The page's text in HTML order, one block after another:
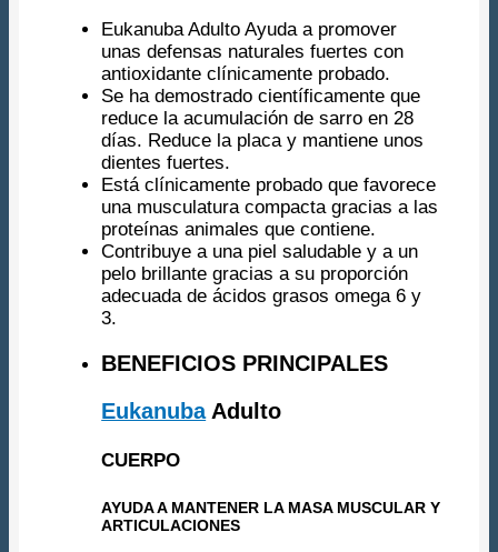
Eukanuba Adulto Ayuda a promover
unas defensas naturales fuertes con
antioxidante clínicamente probado.
Se ha demostrado científicamente que
reduce la acumulación de sarro en 28
días. Reduce la placa y mantiene unos
dientes fuertes.
Está clínicamente probado que favorece
una musculatura compacta gracias a las
proteínas animales que contiene.
Contribuye a una piel saludable y a un
pelo brillante gracias a su proporción
adecuada de ácidos grasos omega 6 y
3.
BENEFICIOS PRINCIPALES
EukanubaAdulto
CUERPO
AYUDA A MANTENER LA MASA MUSCULAR Y
ARTICULACIONES